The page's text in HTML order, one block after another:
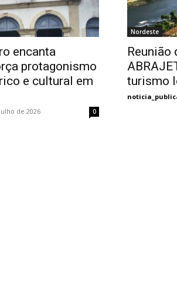
encanta
protagonismo
e cultural em
de 2026 0
Nordeste
Reunião
turismo